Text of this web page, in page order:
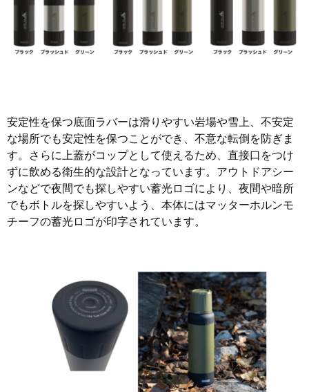
安定性を保つ底面ラバーは滑りやすい岩場や雪上、不安定
な場所でも安定性を保つことができ、不意な転倒を防ぎま
す。さらに上蓋がコップとして使えるため、直接口をつけ
ずに飲める衛生的な設計となっています。アウトドアシー
ンなどで夜間でも探しやすい蓄光ロゴにより、夜間や暗所
でもボトルを探しやすいよう、本体にはマッターホルンモ
チーフの蓄光ロゴが印字されています。